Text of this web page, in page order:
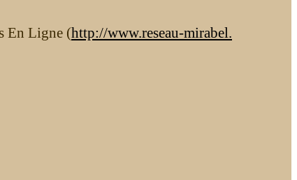
En Ligne (http://www.reseau-mirabel.